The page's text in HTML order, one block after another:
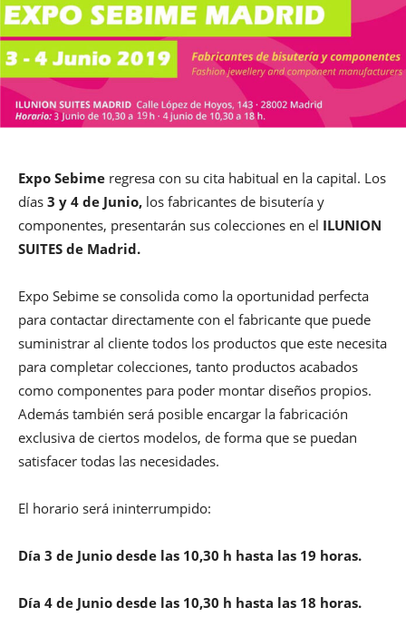
Expo Sebime regresa con su cita habitual en la capital. Los
días 3 y 4 de Junio, los fabricantes de bisutería y
componentes, presentarán sus colecciones en el ILUNION
SUITES de Madrid.
Expo Sebime se consolida como la oportunidad perfecta
para contactar directamente con el fabricante que puede
suministrar al cliente todos los productos que este necesita
para completar colecciones, tanto productos acabados
como componentes para poder montar diseños propios.
Además también será posible encargar la fabricación
exclusiva de ciertos modelos, de forma que se puedan
satisfacer todas las necesidades.
El horario será ininterrumpido:
Día 3 de Junio desde las 10,30 h hasta las 19 horas.
Día 4 de Junio desde las 10,30 h hasta las 18 horas.